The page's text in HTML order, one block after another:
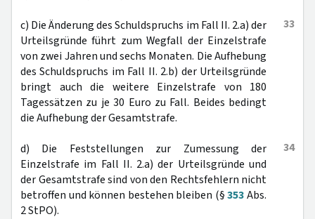
33
c) Die Änderung des Schuldspruchs im Fall II. 2.a) der
Urteilsgründe führt zum Wegfall der Einzelstrafe
von zwei Jahren und sechs Monaten. Die Aufhebung
des Schuldspruchs im Fall II. 2.b) der Urteilsgründe
bringt auch die weitere Einzelstrafe von 180
Tagessätzen zu je 30 Euro zu Fall. Beides bedingt
die Aufhebung der Gesamtstrafe.
34
d) Die Feststellungen zur Zumessung der
Einzelstrafe im Fall II. 2.a) der Urteilsgründe und
der Gesamtstrafe sind von den Rechtsfehlern nicht
betroffen und können bestehen bleiben (§353Abs.
2 StPO).